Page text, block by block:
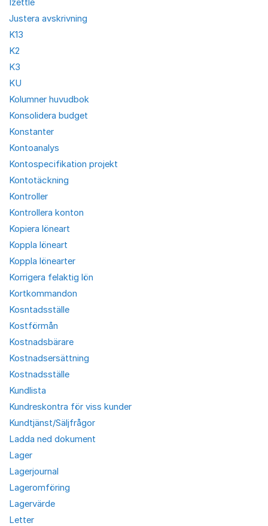
Izettle
Justera avskrivning
K13
K2
K3
KU
Kolumner huvudbok
Konsolidera budget
Konstanter
Kontoanalys
Kontospecifikation projekt
Kontotäckning
Kontroller
Kontrollera konton
Kopiera löneart
Koppla löneart
Koppla lönearter
Korrigera felaktig lön
Kortkommandon
Kosntadsställe
Kostförmån
Kostnadsbärare
Kostnadsersättning
Kostnadsställe
Kundlista
Kundreskontra för viss kunder
Kundtjänst/Säljfrågor
Ladda ned dokument
Lager
Lagerjournal
Lageromföring
Lagervärde
Letter